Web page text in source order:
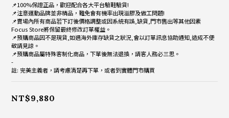
📌100%保證正品，歡迎配合各大平台驗鞋驗貨!
📌注意運動品牌並非精品，難免會有機率出現溢膠及做工問題!
📌賣場內所有商品若下訂後價格調整或因系統有誤,缺貨,門市售出等其他因素
Focus Store將保留最終修改訂單權益。
📌預購商品因不是現貨,如遇海外庫存缺貨之狀況,會以訂單訊息協助通知,造成不便
敬請見諒。
📌預購商品屬特殊客制化商品，下單後無法退換，請客人務必三思。
-
註: 完美主義者，請考慮清楚再下單，或者到實體門市購買
NT$9,880